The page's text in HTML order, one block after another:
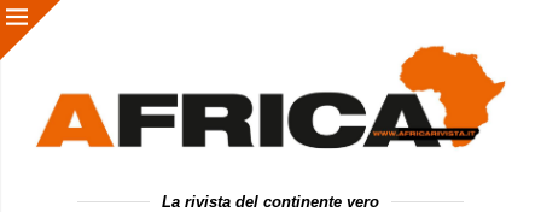
La rivista del continente vero